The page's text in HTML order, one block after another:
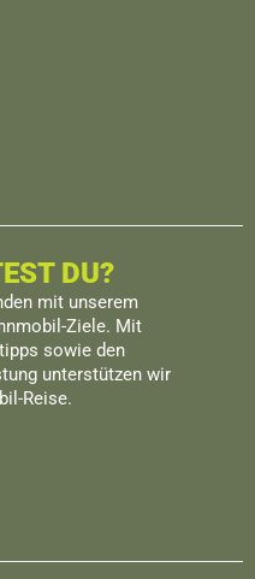
DU?
mit unserem
Ziele. Mit
sowie den
unterstützen wir
Reise.